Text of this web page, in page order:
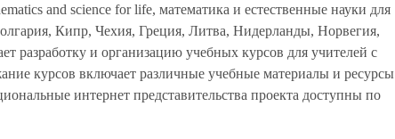
and science for life, математика и естественные науки для
Кипр, Чехия, Греция, Литва, Нидерланды, Норвегия,
разработку и организацию учебных курсов для учителей с
курсов включает различные учебные материалы и ресурсы
интернет представительства проекта доступны по